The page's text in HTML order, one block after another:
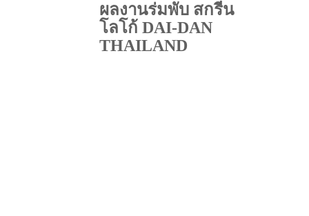
ผลงานร่มพับ สกรีน
โลโก้ DAI-DAN
THAILAND